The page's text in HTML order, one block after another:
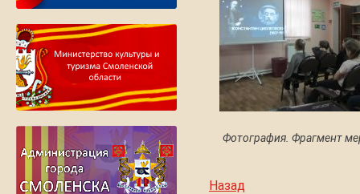
Фотография. Фрагмент
Назад